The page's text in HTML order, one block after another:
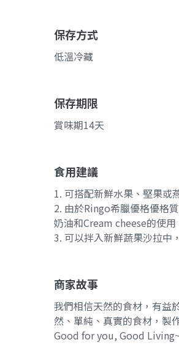
保存方式
低溫冷藏
保存期限
賞味期14天
食用建議
1. 可搭配新鮮水果、堅果或
2. 由於Ringo希臘優格優格
奶油和Cream cheese的使用
3. 可以拌入新鮮蔬果沙拉中
商家故事
我們相信天然的食材，有益
然、單純、真實的食材，製
Good for you, Good Living~